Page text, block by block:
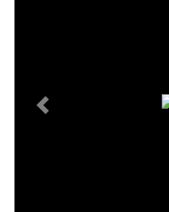
Previous